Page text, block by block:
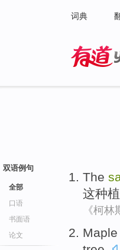
词典
双语例句
全部
口语
书面语
论文
The
这种
《柯
Maple